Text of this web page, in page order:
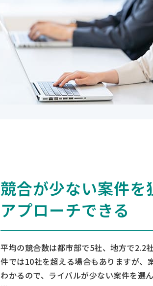
競合が少ない案件を
アプローチできる
平均の競合数は都市部で5社、地方で2.2
件では10社を超える場合もありますが、
わかるので、ライバルが少ない案件を選